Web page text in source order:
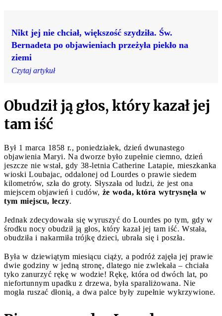
Nikt jej nie chciał, większość szydziła. Św.
Bernadeta po objawieniach przeżyła piekło na
ziemi
Czytaj artykuł
Obudził ją głos, który kazał jej
tam iść
Był 1 marca 1858 r., poniedziałek, dzień dwunastego
objawienia Maryi. Na dworze było zupełnie ciemno, dzień
jeszcze nie wstał, gdy 38-letnia Catherine Latapie, mieszkanka
wioski Loubajac, oddalonej od Lourdes o prawie siedem
kilometrów, szła do groty. Słyszała od ludzi, że jest ona
miejscem objawień i cudów, że woda, która wytrysnęła w
tym miejscu, leczy.
Jednak zdecydowała się wyruszyć do Lourdes po tym, gdy w
środku nocy obudził ją głos, który kazał jej tam iść. Wstała,
obudziła i nakarmiła trójkę dzieci, ubrała się i poszła.
Była w dziewiątym miesiącu ciąży, a podróż zajęła jej prawie
dwie godziny w jedną stronę, dlatego nie zwlekała – chciała
tyko zanurzyć rękę w wodzie! Rękę, która od dwóch lat, po
niefortunnym upadku z drzewa, była sparaliżowana. Nie
mogła ruszać dłonią, a dwa palce były zupełnie wykrzywione.